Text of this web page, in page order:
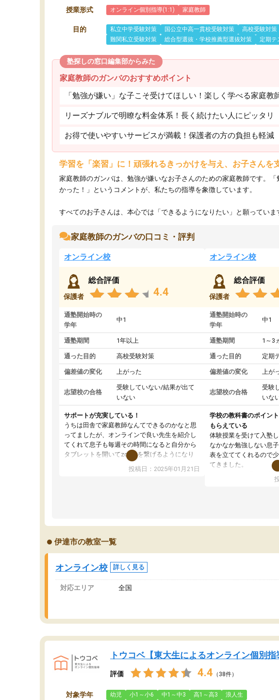
授業形式 オンライン個別指導(1:1) 家庭教師
目的 私立中学受験対策 国公立中高一貫校受験対策 高校受験対策
難関私立受験対策
総合型選抜・学校推薦型選抜対策 定期テ
塾探しの窓口編集部からみた
家庭教師のガンバのおすすめポイント
「勉強が嫌い」な子こそ受けてほしい！楽しく学べる家庭教
リーズナブルで明瞭な料金体系！長く続けたい人にピッタリ
お得で使いやすいサービスが満載！保護者の方の負担も軽減
学習を「楽習」に！頑張れるきっかけを与え、お子さんを
家庭教師のガンバは、勉強が嫌いなお子さんのための家庭教師です。
かった！」というコメントが、私たちの指導を象徴しています。
すべてのお子さんは、本心では「できるようになりたい」と願っていま
家庭教師のガンバの口コミ・評判
オンライン校
保護者
総合評価
4.4
通塾開始時の
学年
中1
通塾期間 1年以上
通った目的 高校受験対策
偏差値の変化 上がった
志望校の合格
受験していない/結果が出て
いない
サポートが充実している！
うちは田舎で家庭教師なんてできるのかなと思
ってましたが、オンラインで良い先生を紹介し
てくれて息子も毎週その時間になると自分から
タブレットを開いてzoomを繋げるようになり
ました！5科目なんでもOKなのもとても気に入
投稿日：2025年01月21日
オンライン校
保護者
総合評価
通塾開始時の
学年
中1
通塾期間 1～3
通った目的 定期
偏差値の変化 上が
志望校の合格
受験
いな
学校の教科書のポイン
もらえている
体験授業を受けて入塾し
なかなか勉強しない息
表を立ててくれるので
てきました。
オンラインで週に一度
い日も予定表に基づい
伊達市の教室一覧
オンライン校 詳しく見る
対応エリア 全国
トウコベ【東大生によるオンライン個別指
評価 4.4 （38件）
対象学年 幼児 小1～小6 中1～中3 高1～高3 浪人生